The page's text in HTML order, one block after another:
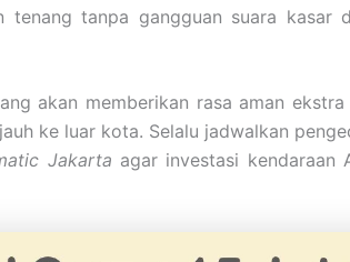
tenang tanpa gangguan suara kasar
akan memberikan rasa aman
ke luar kota. Selalu jadwalkan
Jakarta agar investasi kendaraan